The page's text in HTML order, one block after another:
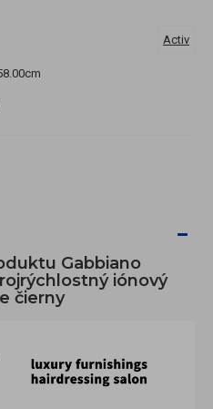
Activ
Gabbiano
iónový
čierny